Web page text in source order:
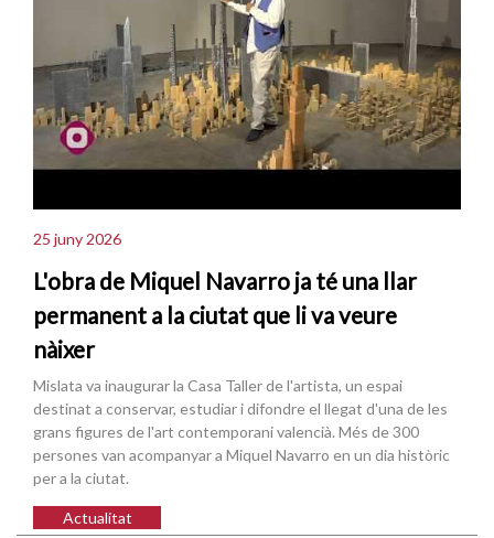
25 juny 2026
L'obra de Miquel Navarro ja té una llar
permanent a la ciutat que li va veure
nàixer
Mislata va inaugurar la Casa Taller de l'artista, un espai
destinat a conservar, estudiar i difondre el llegat d'una de les
grans figures de l'art contemporani valencià. Més de 300
persones van acompanyar a Miquel Navarro en un dia històric
per a la ciutat.
Actualitat